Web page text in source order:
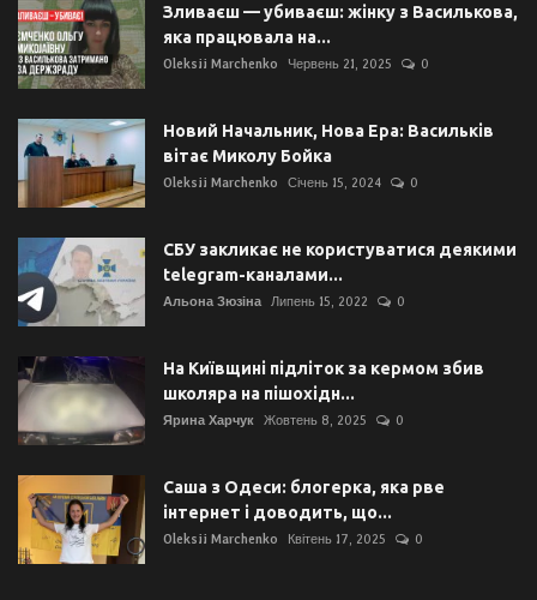
Зливаєш — убиваєш: жінку з Василькова,
яка працювала на...
Oleksii Marchenko Червень 21, 2025 0
Новий Начальник, Нова Ера: Васильків
вітає Миколу Бойка
Oleksii Marchenko Січень 15, 2024 0
СБУ закликає не користуватися деякими
telegram-каналами...
Альона Зюзіна Липень 15, 2022 0
На Київщині підліток за кермом збив
школяра на пішохідн...
Ярина Харчук Жовтень 8, 2025 0
Саша з Одеси: блогерка, яка рве
інтернет і доводить, що...
Oleksii Marchenko Квітень 17, 2025 0